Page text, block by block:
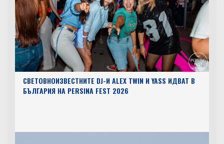
СВЕТОВНОИЗВЕСТНИТЕ DJ-И ALEX TWIN И YASS ИДВАТ В
БЪЛГАРИЯ НА PERSINA FEST 2026